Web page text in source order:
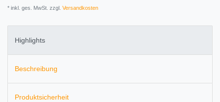
* inkl. ges. MwSt. zzgl. Versandkosten
Highlights
Beschreibung
Produktsicherheit